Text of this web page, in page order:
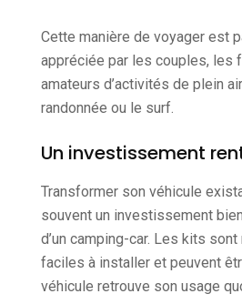
Cette manière de voyager est
appréciée par les couples, les
amateurs d’activités de plein
randonnée ou le surf.
Un investissement
Transformer son véhicule
souvent un investissement
d’un camping-car. Les kits
faciles à installer et peuvent
véhicule retrouve son usage